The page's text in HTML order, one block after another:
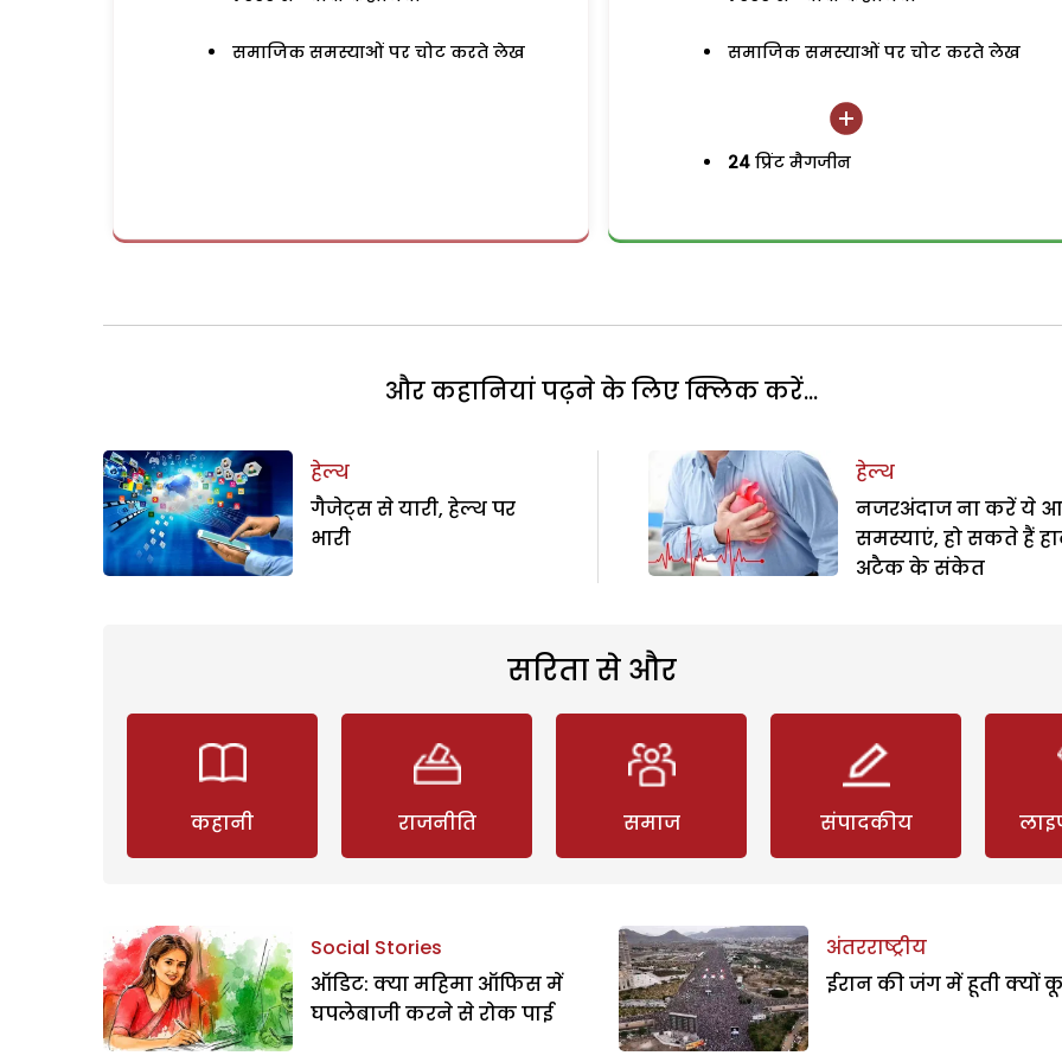
समाजिक समस्याओं पर चोट करते लेख समाजिक समस्याओं पर चोट करते लेख
24 प्रिंट मैगजीन
और कहानियां पढ़ने के लिए क्लिक करें...
हेल्थ
गैजेट्स से यारी, हेल्थ पर
भारी
हेल्थ
नजरअंदाज ना करें ये
समस्याएं, हो सकते हैं
अटैक के संकेत
सरिता से और
कहानी राजनीति समाज संपादकीय
Social Stories
ऑडिट: क्या महिमा ऑफिस में
घपलेबाजी करने से रोक पाई
अंतरराष्ट्रीय
ईरान की जंग में हूती क्यों